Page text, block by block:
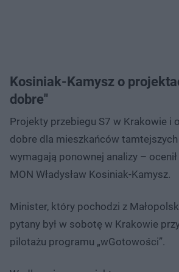
Kosiniak-Kamysz o
dobre"
Projekty przebiegu S7 w Krakowie i
dobre dla mieszkańców
wymagają ponownej analizy –
MON Władysław Kosiniak-Kamysz.
Minister, który pochodzi z
pytany był w sobotę w Krakowie
pilotażu programu „wGotowości”.